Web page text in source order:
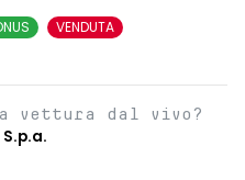
VENDUTA
vettura dal vivo?